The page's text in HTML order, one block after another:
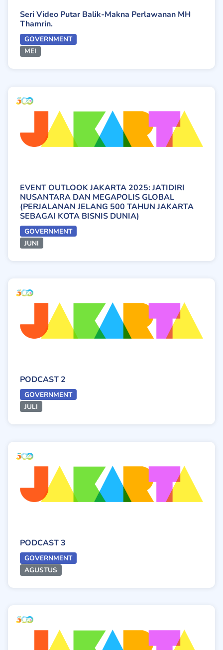
Seri Video Putar Balik-Makna Perlawanan MH
Thamrin.
GOVERNMENT
MEI
EVENT OUTLOOK JAKARTA 2025: JATIDIRI
NUSANTARA DAN MEGAPOLIS GLOBAL
(PERJALANAN JELANG 500 TAHUN JAKARTA
SEBAGAI KOTA BISNIS DUNIA)
GOVERNMENT
JUNI
PODCAST 2
GOVERNMENT
JULI
PODCAST 3
GOVERNMENT
AGUSTUS